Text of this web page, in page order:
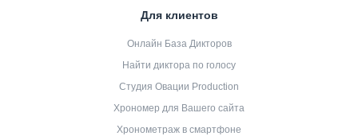
Для клиентов
Онлайн База Дикторов
Найти диктора по голосу
Студия Овации Production
Хрономер для Вашего сайта
Хронометраж в смартфоне